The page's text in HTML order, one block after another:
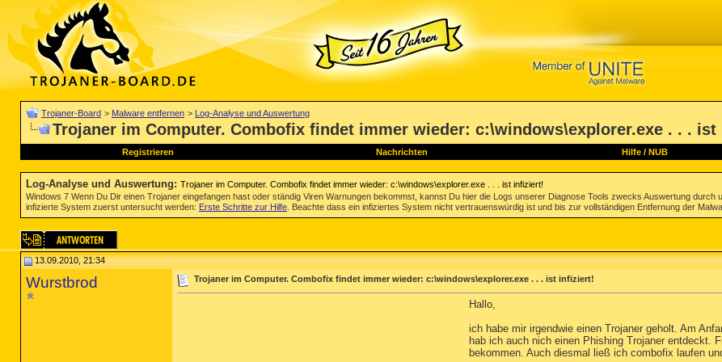
Trojaner-Board > Malware entfernen > Log-Analyse und Auswertung
Trojaner im Computer. Combofix findet immer wieder: c:\windows\explorer.exe . . .
Registrieren Nachrichten Hilfe/ NUB
Log-Analyse und Auswertung: Trojaner im Computer. Combofix findet immer wieder: c:\windows\explorer.exe . . . ist infiziert!
Windows 7 Wenn Du Dir einen Trojaner eingefangen hast oder ständig Viren Warnungen bekommst, kannst Du hier die Logs unserer Diagnose Tools zwecks Auswertung
infizierte System zuerst untersucht werden: Erste Schritte zur Hilfe . Beachte dass ein infiziertes System nicht vertrauenswürdig ist und bis zur vollständigen Entfernung der
13.09.2010, 21:34
Wurstbrod Trojaner im Computer. Combofix findet immer wieder: c:\windows\explorer.exe . . . ist infiziert!
Hallo,
ich habe mir irgendwie einen Trojaner geholt. Am
hab ich auch nich einen Phishing Trojaner entdeckt.
bekommen. Auch diesmal ließ ich combofix laufen